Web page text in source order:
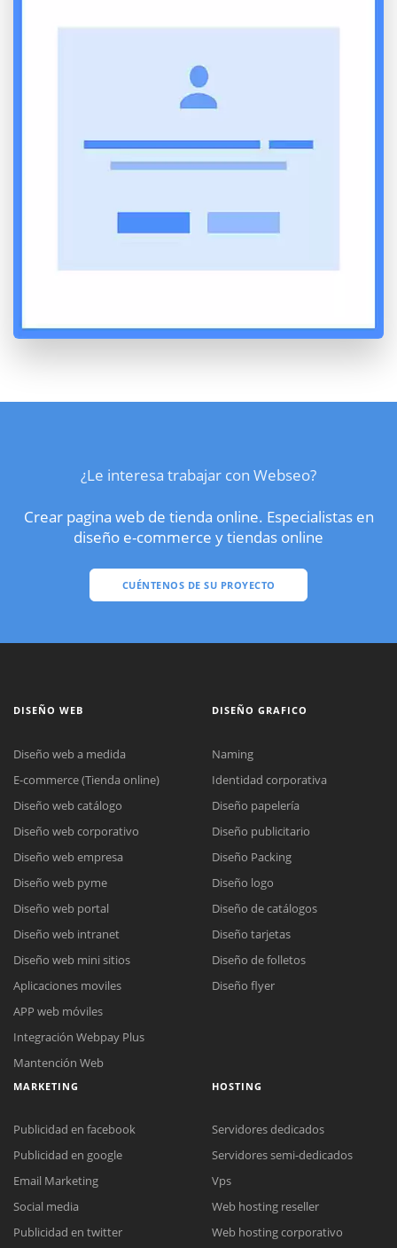
¿Le interesa trabajar con Webseo?
Crear pagina web de tienda online. Especialistas en
diseño e-commerce y tiendas online
CUÉNTENOS DE SU PROYECTO
Meet para la reunión online.
Cotización
Chat Online
Todos nuestros ejecutivos están fuera de línea. Complete el formulario
DISEÑO WEB
Diseño web a medida
E-commerce (Tienda online)
Diseño web catálogo
Diseño web corporativo
Diseño web empresa
Diseño web pyme
Diseño web portal
Diseño web intranet
Diseño web mini sitios
Aplicaciones moviles
APP web móviles
Integración Webpay Plus
Mantención Web
DISEÑO GRAFICO
Naming
Identidad corporativa
Diseño papelería
Diseño publicitario
Diseño Packing
Diseño logo
Diseño de catálogos
Diseño tarjetas
Diseño de folletos
Diseño flyer
MARKETING
Publicidad en facebook
Publicidad en google
Email Marketing
Social media
Publicidad en twitter
HOSTING
Servidores dedicados
Servidores semi-dedicados
Vps
Web hosting reseller
Web hosting corporativo